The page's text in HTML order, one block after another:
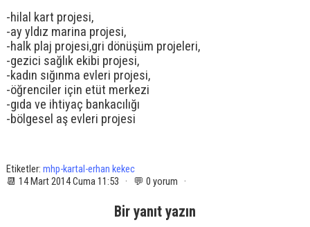
-hilal kart projesi,
-ay yldız marina projesi,
-halk plaj projesi,gri dönüşüm projeleri,
-gezici sağlık ekibi projesi,
-kadın sığınma evleri projesi,
-öğrenciler için etüt merkezi
-gıda ve ihtiyaç bankacılığı
-bölgesel aş evleri projesi
Etiketler: mhp-kartal-erhan kekec
📆 14 Mart 2014 Cuma 11:53 · 💬 0 yorum ·
Bir yanıt yazın